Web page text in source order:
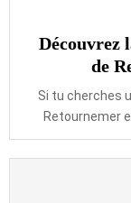
Découvrez
de
Si tu cherches
Retournemer